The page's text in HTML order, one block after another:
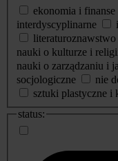
ekonomia i finanse
interdyscyplinarne
literaturoznawstwo
nauki o kulturze i
nauki o zarządzaniu i
socjologiczne
nie
sztuki plastyczne i
status: